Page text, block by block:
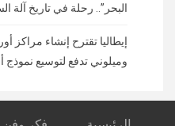
البحر”.. رحلة في تاريخ آلة
إيطاليا تقترح إنشاء مراكز
وميلوني تدفع لتوسيع نموذج